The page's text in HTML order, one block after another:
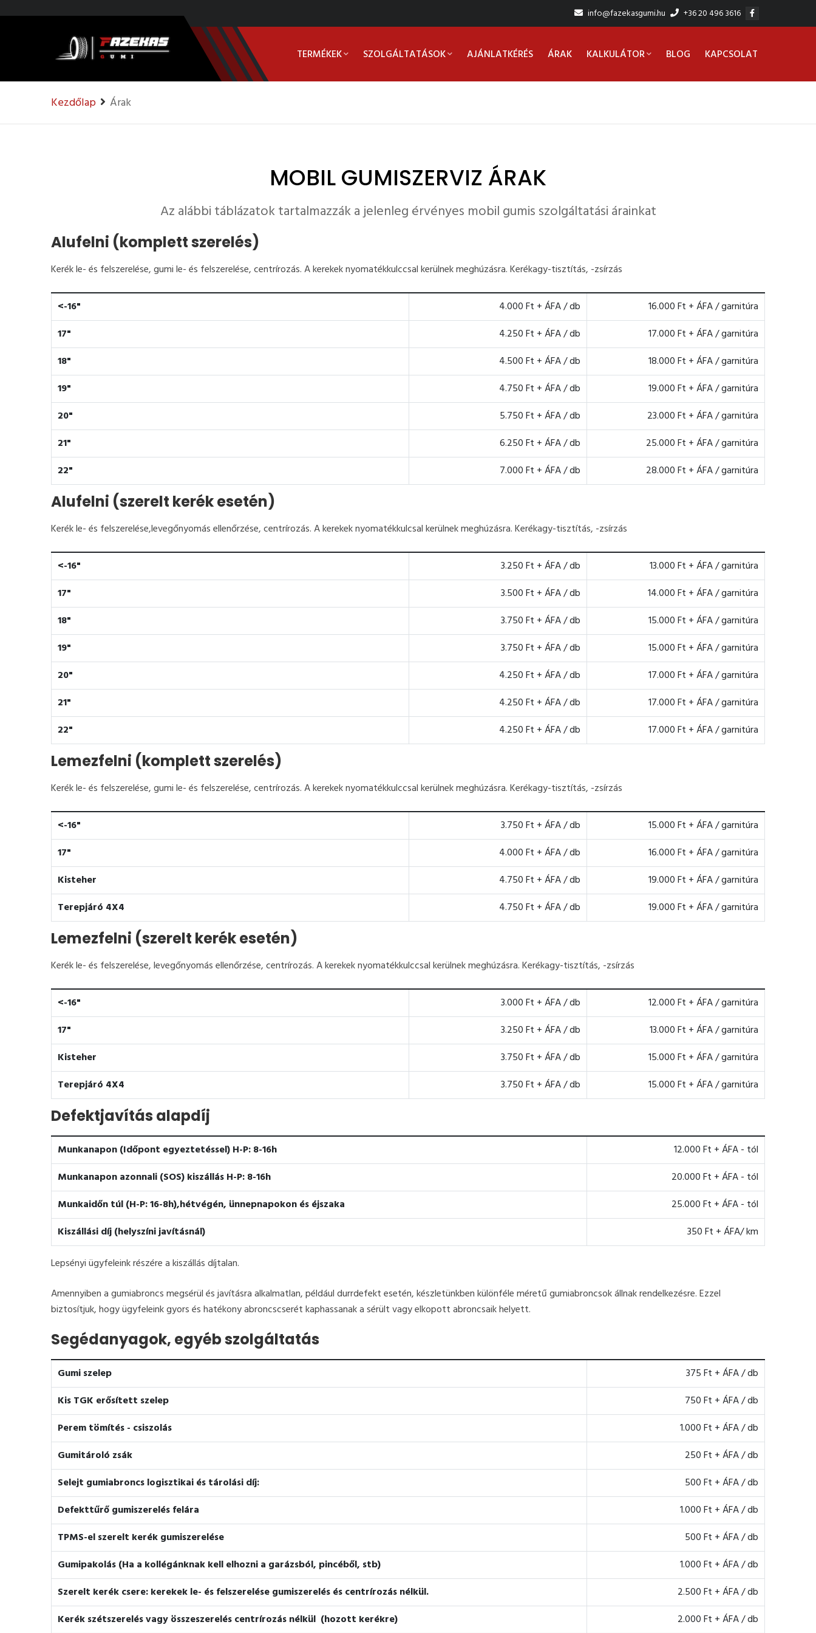
info@fazekasgumi.hu +36 20 496 3616
TERMÉKEK SZOLGÁLTATÁSOK AJÁNLATKÉRÉS ÁRAK KALKULÁTOR BLOG KAPCSOLAT
Kezdőlap Árak
MOBIL GUMISZERVIZ ÁRAK
Az alábbi táblázatok tartalmazzák a jelenleg érvényes mobil gumis szolgáltatási árainkat
Alufelni (komplett szerelés)
Kerék le- és felszerelése, gumi le- és felszerelése, centrírozás. A kerekek nyomatékkulccsal kerülnek meghúzásra. Kerékagy-tisztítás, -zsírzás
<-16" 4.000 Ft + ÁFA / db
16.000 Ft + ÁFA / garnitúra
17"
4.250 Ft + ÁFA / db
17.000 Ft + ÁFA / garnitúra
18"
4.500 Ft + ÁFA / db
18.000 Ft + ÁFA / garnitúra
19"
4.750 Ft + ÁFA / db
19.000 Ft + ÁFA / garnitúra
20"
5.750 Ft + ÁFA / db
23.000 Ft + ÁFA / garnitúra
21"
6.250 Ft + ÁFA / db
25.000 Ft + ÁFA / garnitúra
22"
7.000 Ft + ÁFA / db 28.000 Ft + ÁFA / garnitúra
Alufelni (szerelt kerék esetén)
Kerék le- és felszerelése,levegőnyomás ellenőrzése, centrírozás. A kerekek nyomatékkulcsal kerülnek meghúzásra. Kerékagy-tisztítás, -zsírzás
<-16" 3.250 Ft + ÁFA / db
13.000 Ft + ÁFA / garnitúra
17"
3.500 Ft + ÁFA / db
14.000 Ft + ÁFA / garnitúra
18"
3.750 Ft + ÁFA / db
15.000 Ft + ÁFA / garnitúra
19"
3.750 Ft + ÁFA / db
15.000 Ft + ÁFA / garnitúra
20"
4.250 Ft + ÁFA / db
17.000 Ft + ÁFA / garnitúra
21"
4.250 Ft + ÁFA / db
17.000 Ft + ÁFA / garnitúra
22"
4.250 Ft + ÁFA / db 17.000 Ft + ÁFA / garnitúra
Lemezfelni (komplett szerelés)
Kerék le- és felszerelése, gumi le- és felszerelése, centrírozás. A kerekek nyomatékkulccsal kerülnek meghúzásra. Kerékagy-tisztítás, -zsírzás
<-16" 3.750 Ft + ÁFA / db
15.000 Ft + ÁFA / garnitúra
17"
4.000 Ft + ÁFA / db
16.000 Ft + ÁFA / garnitúra
Kisteher
4.750 Ft + ÁFA / db
19.000 Ft + ÁFA / garnitúra
Terepjáró 4X4
4.750 Ft + ÁFA / db 19.000 Ft + ÁFA / garnitúra
Lemezfelni (szerelt kerék esetén)
Kerék le- és felszerelése, levegőnyomás ellenőrzése, centrírozás. A kerekek nyomatékkulccsal kerülnek meghúzásra. Kerékagy-tisztítás, -zsírzás
<-16" 3.000 Ft + ÁFA / db
12.000 Ft + ÁFA / garnitúra
17"
3.250 Ft + ÁFA / db
13.000 Ft + ÁFA / garnitúra
Kisteher
3.750 Ft + ÁFA / db
15.000 Ft + ÁFA / garnitúra
Terepjáró 4X4
3.750 Ft + ÁFA / db 15.000 Ft + ÁFA / garnitúra
Defektjavítás alapdíj
Munkanapon (Időpont egyeztetéssel) H-P: 8-16h
12.000 Ft + ÁFA - tól
Munkanapon azonnali (SOS) kiszállás H-P: 8-16h
20.000 Ft + ÁFA - tól
Munkaidőn túl (H-P: 16-8h),hétvégén, ünnepnapokon és éjszaka
25.000 Ft + ÁFA - tól
Kiszállási díj (helyszíni javításnál)
350 Ft + ÁFA/ km
Lepsényi ügyfeleink részére a kiszállás díjtalan.
Amennyiben a gumiabroncs megsérül és javításra alkalmatlan, például durrdefekt esetén, készletünkben különféle méretű gumiabroncsok állnak rendelkezésre. Ezzel
biztosítjuk, hogy ügyfeleink gyors és hatékony abroncscserét kaphassanak a sérült vagy elkopott abroncsaik helyett.
Segédanyagok, egyéb szolgáltatás
Gumi szelep
375 Ft + ÁFA / db
Kis TGK erősített szelep
750 Ft + ÁFA / db
Perem tömítés - csiszolás
1.000 Ft + ÁFA / db
Gumitároló zsák
250 Ft + ÁFA / db
Selejt gumiabroncs logisztikai és tárolási díj:
500 Ft + ÁFA / db
Defekttűrő gumiszerelés felára
1.000 Ft + ÁFA / db
TPMS-el szerelt kerék gumiszerelése
500 Ft + ÁFA / db
Gumipakolás (Ha a kollégánknak kell elhozni a garázsból, pincéből, stb)
1.000 Ft + ÁFA / db
Szerelt kerék csere: kerekek le- és felszerelése gumiszerelés és centrírozás nélkül.
2.500 Ft + ÁFA / db
Kerék szétszerelés vagy összeszerelés centrírozás nélkül (hozott kerékre)
2.000 Ft + ÁFA / db